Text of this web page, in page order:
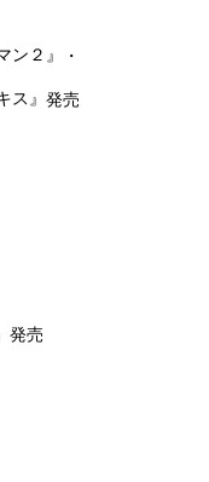
ン２』
・
ス』 発売
発売